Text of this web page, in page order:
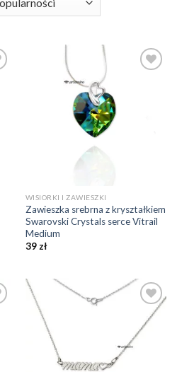
WISIORKI I ZAWIESZKI
Zawieszka srebrna z kryształkiem
Swarovski Crystals serce Vitrail
Medium
39zł
Dodaj do
ulubionych
❤️